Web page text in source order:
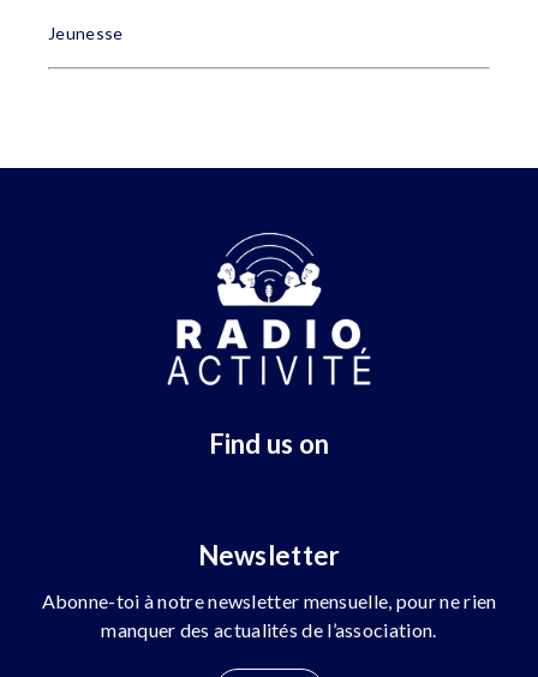
Jeunesse
Find us on
Newsletter
Abonne-toi à notre newsletter mensuelle, pour ne rien
manquer des actualités de l’association.